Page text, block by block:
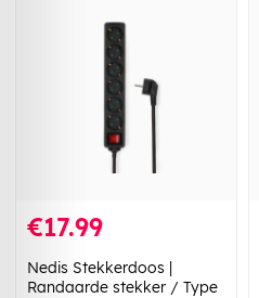
€17.99
Nedis Stekkerdoos |
Randaarde stekker / Type